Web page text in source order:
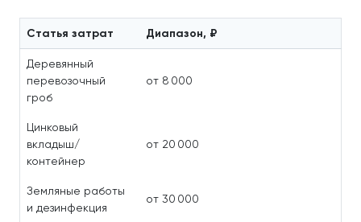
Статья затрат Диапазон, ₽
Деревянный
перевозочный
гроб
от 8 000
Цинковый
вкладыш/
контейнер
от 20 000
Земляные работы
и дезинфекция
от 30 000